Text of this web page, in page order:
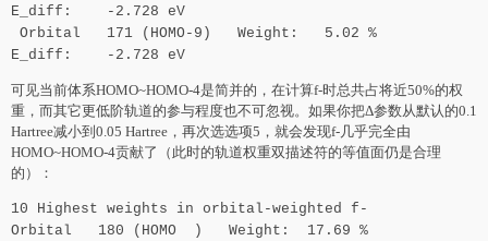
E_diff: -2.728 eV
Orbital 171 (HOMO-9) Weight: 5.02 %
E_diff: -2.728 eV
可见当前体系HOMO~HOMO-4是简并的，在计算f-时总共占将近50%的权
重，而其它更低阶轨道的参与程度也不可忽视。如果你把Δ参数从默认的0.1
Hartree减小到0.05 Hartree，再次选选项5，就会发现f-几乎完全由
HOMO~HOMO-4贡献了（此时的轨道权重双描述符的等值面仍是合理
的）：
10 Highest weights in orbital-weighted f-
Orbital 180 (HOMO ) Weight: 17.69 %